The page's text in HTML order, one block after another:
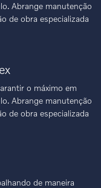
Abrange manutenção
de obra especializada
o máximo em
Abrange manutenção
de obra especializada
de maneira